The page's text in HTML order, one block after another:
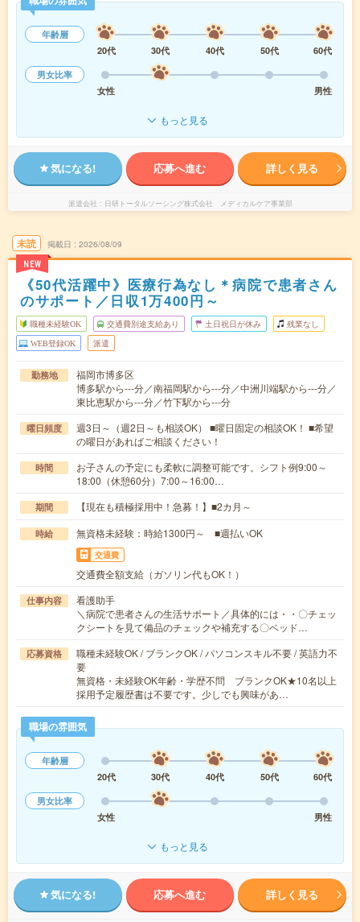
年齢層
20代
30代 40代 50代
60代
男女比率
女性
男性
もっと見る
気になる! 応募へ進む 詳しく見る
派遣会社 日研トータルソーシング株式会社 メディカルケア事業部
未読
NEW
掲載日 2026/08/09
《50代活躍中》医療行為なし＊病院で患者さん
のサポート／日収1万400円～
職種未経験OK 交通費別途支給あり 土日祝日が休み 残業なし
WEB登録OK 派遣
勤務地
福岡市博多区
博多駅から---分／南福岡駅から---分／中洲川端駅から---分／
東比恵駅から---分／竹下駅から---分
曜日頻度
週3日～（週2日～も相談OK） ■曜日固定の相談OK！ ■希望
の曜日があればご相談ください！
時間
お子さんの予定にも柔軟に調整可能です。シフト例9:00～
18:00（休憩60分）7:00～16:00…
期間 【現在も積極採用中！急募！】■2カ月～
時給 無資格未経験：時給1300円～ ■週払いOK
交通費
交通費全額支給（ガソリン代もOK！）
仕事内容
看護助手
＼病院で患者さんの生活サポート／具体的には・・〇チェッ
クシートを見て備品のチェックや補充する〇ベッド…
応募資格
職種未経験OK / ブランクOK / パソコンスキル不要 / 英語力不
要
無資格・未経験OK年齢・学歴不問 ブランクOK★10名以上
採用予定履歴書は不要です。少しでも興味があ…
職場の雰囲気
年齢層
20代
30代 40代 50代
60代
男女比率
女性
男性
もっと見る
気になる! 応募へ進む 詳しく見る